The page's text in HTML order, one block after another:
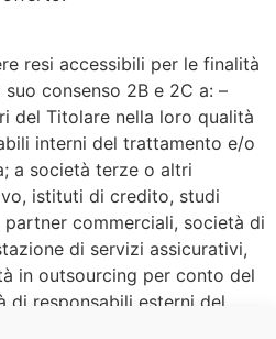
resi accessibili per le finalità
consenso 2B e 2C a: –
del Titolare nella loro qualità
interni del trattamento e/o
a società terze o altri
istituti di credito, studi
commerciali, società di
di servizi assicurativi,
in outsourcing per conto del
di responsabili esterni del